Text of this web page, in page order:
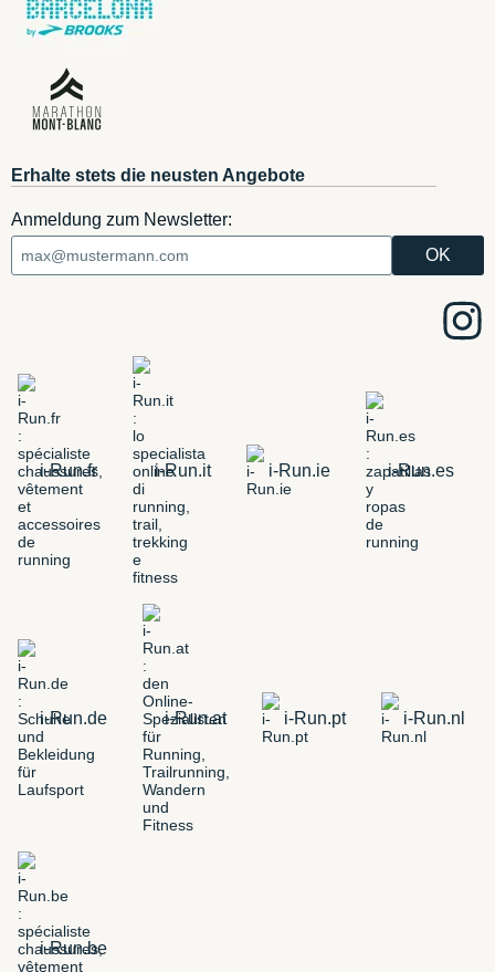
Erhalte stets die neusten Angebote
Anmeldung zum Newsletter:
i-Run.fr i-Run.it i-Run.ie i-Run.es
i-Run.de i-Run.at i-Run.pt i-Run.nl
i-Run.be